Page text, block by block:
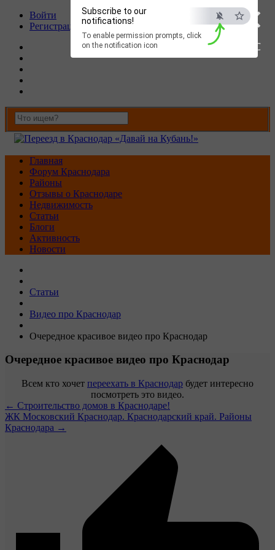
×
ESC
Subscribe to our
notifications!
To enable permission prompts, click
on the notification icon
Войти
Регистрация
Главная
Форум Краснодара
Районы
Отзывы о Краснодаре
Недвижимость
Статьи
Блоги
Активность
Новости
Статьи
Видео про Краснодар
Очередное красивое видео про Краснодар
Очередное красивое видео про Краснодар
Всем кто хочет переехать в Краснодар будет интересно
посмотреть это видео.
← Строительство домов в Краснодаре!
ЖК Московский Краснодар. Краснодарский край. Районы
Краснодара →